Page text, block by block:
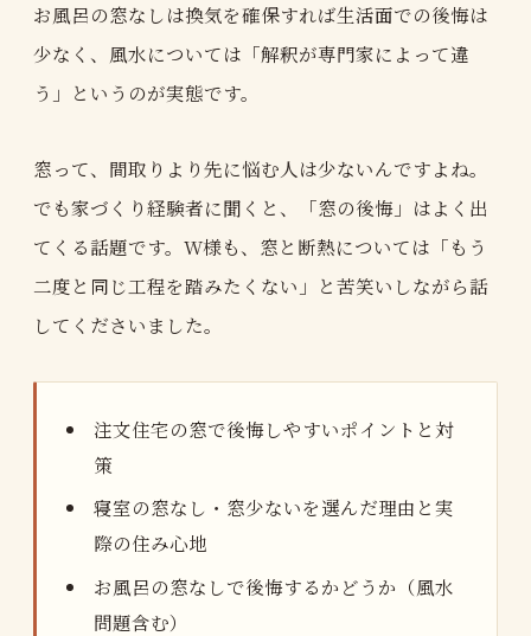
お風呂の窓なしは換気を確保すれば生活面での後悔は
少なく、風水については「解釈が専門家によって違
う」というのが実態です。
窓って、間取りより先に悩む人は少ないんですよね。
でも家づくり経験者に聞くと、「窓の後悔」はよく出
てくる話題です。W様も、窓と断熱については「もう
二度と同じ工程を踏みたくない」と苦笑いしながら話
してくださいました。
注文住宅の窓で後悔しやすいポイントと対
策
寝室の窓なし・窓少ないを選んだ理由と実
際の住み心地
お風呂の窓なしで後悔するかどうか（風水
問題含む）